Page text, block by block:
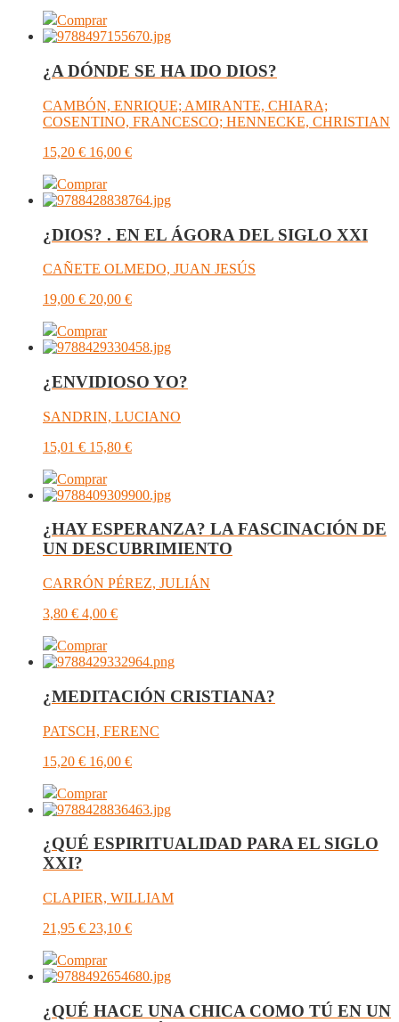
Comprar
¿A DÓNDE SE HA IDO DIOS?
CAMBÓN, ENRIQUE; AMIRANTE, CHIARA;
COSENTINO, FRANCESCO; HENNECKE, CHRISTIAN
15,20 € 16,00 €
Comprar
¿DIOS? . EN EL ÁGORA DEL SIGLO XXI
CAÑETE OLMEDO, JUAN JESÚS
19,00 € 20,00 €
Comprar
¿ENVIDIOSO YO?
SANDRIN, LUCIANO
15,01 € 15,80 €
Comprar
¿HAY ESPERANZA? LA FASCINACIÓN DE
UN DESCUBRIMIENTO
CARRÓN PÉREZ, JULIÁN
3,80 € 4,00 €
Comprar
¿MEDITACIÓN CRISTIANA?
PATSCH, FERENC
15,20 € 16,00 €
Comprar
¿QUÉ ESPIRITUALIDAD PARA EL SIGLO
XXI?
CLAPIER, WILLIAM
21,95 € 23,10 €
Comprar
¿QUÉ HACE UNA CHICA COMO TÚ EN UN